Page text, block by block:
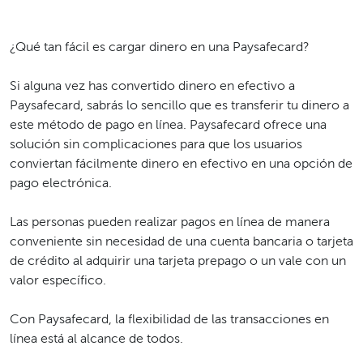
¿Qué tan fácil es cargar dinero en una Paysafecard?
Si alguna vez has convertido dinero en efectivo a
Paysafecard, sabrás lo sencillo que es transferir tu dinero a
este método de pago en línea. Paysafecard ofrece una
solución sin complicaciones para que los usuarios
conviertan fácilmente dinero en efectivo en una opción de
pago electrónica.
Las personas pueden realizar pagos en línea de manera
conveniente sin necesidad de una cuenta bancaria o tarjeta
de crédito al adquirir una tarjeta prepago o un vale con un
valor específico.
Con Paysafecard, la flexibilidad de las transacciones en
línea está al alcance de todos.